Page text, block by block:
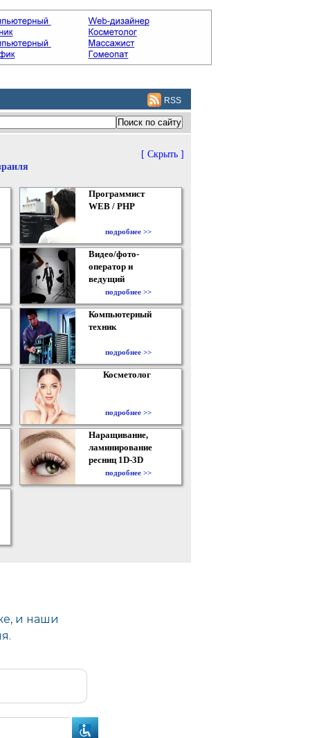
RSS
[ Скрыть ]
Программист
WEB / PHP
подробнее >>
Видео/фото-
оператор и
ведущий
подробнее >>
Компьютерный
техник
подробнее >>
Косметолог
подробнее >>
Наращивание,
ламинирование
ресниц 1D-3D
подробнее >>